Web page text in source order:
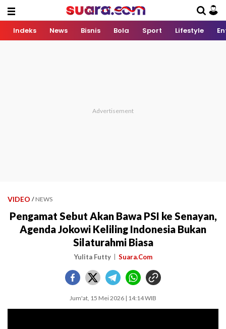
Indeks News Bisnis Bola Sport Lifestyle
VIDEO / NEWS
Pengamat Sebut Akan Bawa PSI ke Senayan,
Agenda Jokowi Keliling Indonesia Bukan
Silaturahmi Biasa
Yulita Futty Suara.Com
Jum'at, 15 Mei 2026 | 14:14 WIB